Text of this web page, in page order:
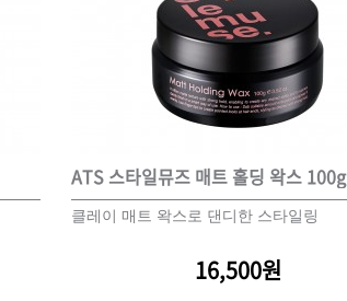
ATS 스타일뮤즈 매트 홀딩 왁스 100g
클레이 매트 왁스로 댄디한 스타일링
16,500원